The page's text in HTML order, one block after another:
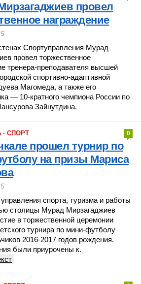
провел
награждение
Спортуправления Мурад
провел торжественное
тренера-преподавателя высшей
спортивно-адаптивной
Магомеда, а также его
— 10-кратного чемпиона России по
Зайнутдина.
· СПОРТ 0
прошел турнир по
на призы Мариса
спорта, туризма и работы
столицы Мурад Мирзагаджиев
в торжественной церемонии
турнира по мини-футболу
2016-2017 годов рождения.
были приурочены к.